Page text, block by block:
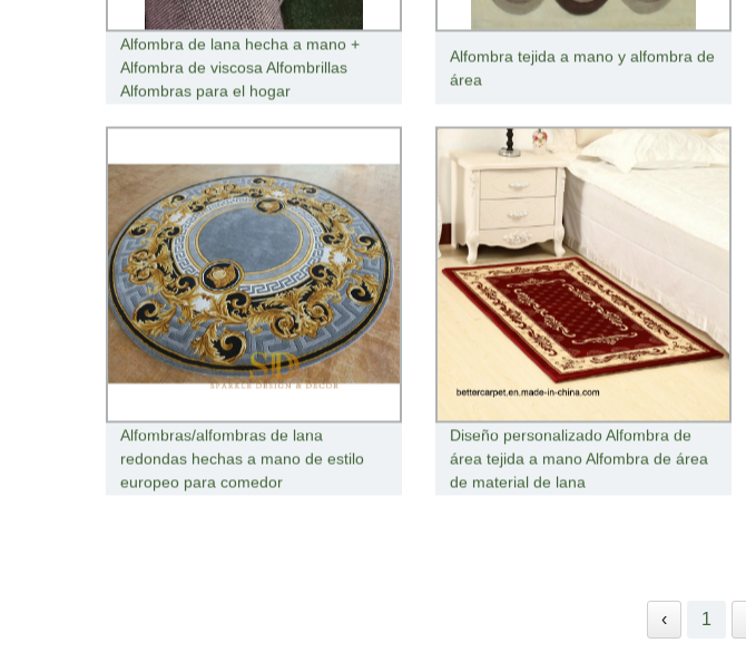
Alfombra de lana hecha a mano +
Alfombra de viscosa Alfombrillas
Alfombras para el hogar
Alfombra tejida a mano y alfombra de
área
Alfombras/alfombras de lana
redondas hechas a mano de estilo
europeo para comedor
Diseño personalizado Alfombra de
área tejida a mano Alfombra de área
de material de lana
‹ 1